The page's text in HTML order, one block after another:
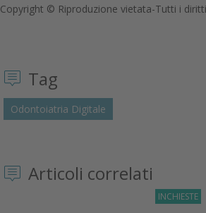
Copyright © Riproduzione vietata-Tutti i
Tag
Odontoiatria Digitale
Articoli correlati
INCHIESTE